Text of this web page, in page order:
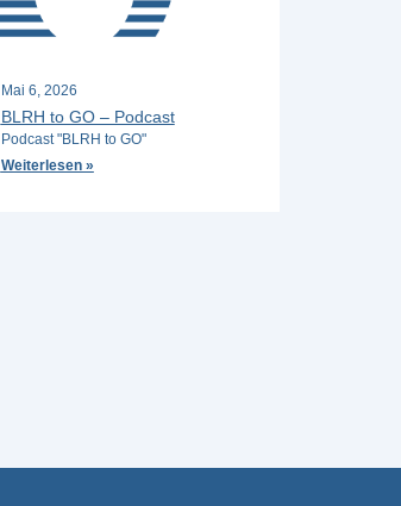
Mai 6, 2026
BLRH to GO – Podcast
Podcast "BLRH to GO"
Weiterlesen »